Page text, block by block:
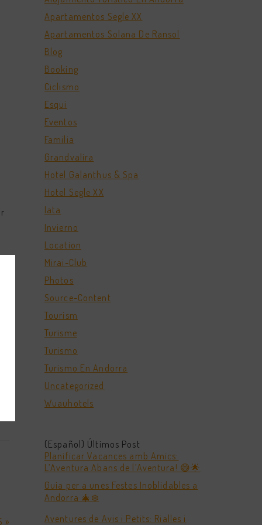
»
Apartamentos Segle XX
Apartamentos Solana De Ransol
Blog
Booking
Ciclismo
Esqui
Eventos
Familia
Grandvalira
Hotel Galanthus & Spa
Hotel Segle XX
Iata
Invierno
Location
Mirai-Club
Photos
Source-Content
Tourism
Turisme
Turismo
Turismo En Andorra
Uncategorized
Wuauhotels
(Español) Últimos Post
Planificar Vacances amb Amics:
L’Aventura Abans de l’Aventura! 😅🌟
Guia per a unes Festes Inoblidables a
Andorra 🎄❄️
Aventures de Avis i Petits: Rialles i